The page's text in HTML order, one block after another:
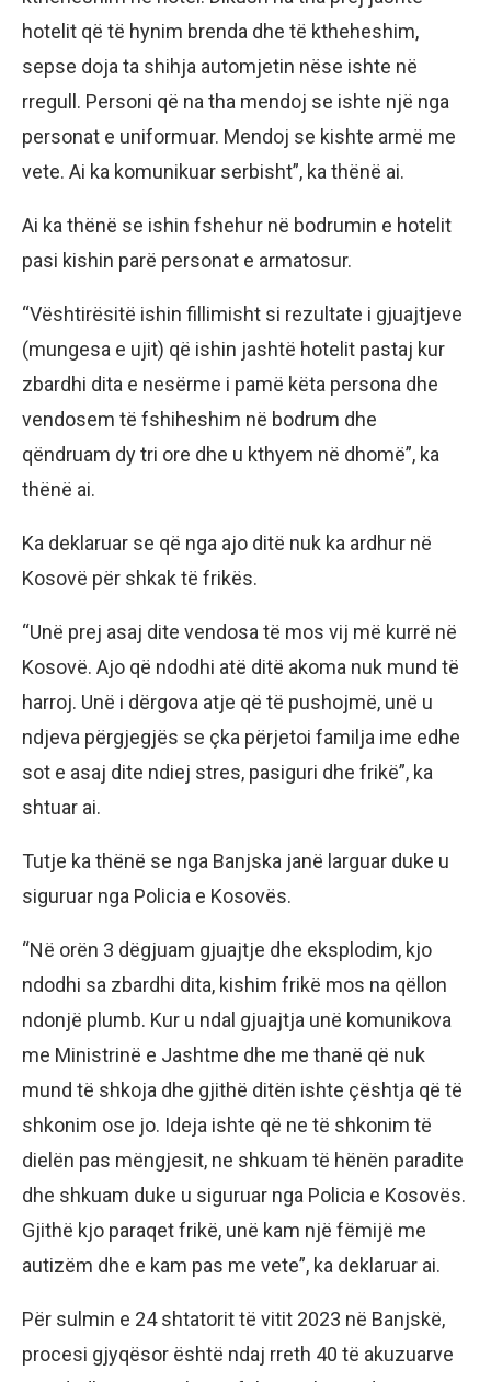
hotelit që të hynim brenda dhe të ktheheshim,
sepse doja ta shihja automjetin nëse ishte në
rregull. Personi që na tha mendoj se ishte një nga
personat e uniformuar. Mendoj se kishte armë me
vete. Ai ka komunikuar serbisht”, ka thënë ai.
Ai ka thënë se ishin fshehur në bodrumin e hotelit
pasi kishin parë personat e armatosur.
“Vështirësitë ishin fillimisht si rezultate i gjuajtjeve
(mungesa e ujit) që ishin jashtë hotelit pastaj kur
zbardhi dita e nesërme i pamë këta persona dhe
vendosem të fshiheshim në bodrum dhe
qëndruam dy tri ore dhe u kthyem në dhomë”, ka
thënë ai.
Ka deklaruar se që nga ajo ditë nuk ka ardhur në
Kosovë për shkak të frikës.
“Unë prej asaj dite vendosa të mos vij më kurrë në
Kosovë. Ajo që ndodhi atë ditë akoma nuk mund të
harroj. Unë i dërgova atje që të pushojmë, unë u
ndjeva përgjegjës se çka përjetoi familja ime edhe
sot e asaj dite ndiej stres, pasiguri dhe frikë”, ka
shtuar ai.
Tutje ka thënë se nga Banjska janë larguar duke u
siguruar nga Policia e Kosovës.
“Në orën 3 dëgjuam gjuajtje dhe eksplodim, kjo
ndodhi sa zbardhi dita, kishim frikë mos na qëllon
ndonjë plumb. Kur u ndal gjuajtja unë komunikova
me Ministrinë e Jashtme dhe me thanë që nuk
mund të shkoja dhe gjithë ditën ishte çështja që të
shkonim ose jo. Ideja ishte që ne të shkonim të
dielën pas mëngjesit, ne shkuam të hënën paradite
dhe shkuam duke u siguruar nga Policia e Kosovës.
Gjithë kjo paraqet frikë, unë kam një fëmijë me
autizëm dhe e kam pas me vete”, ka deklaruar ai.
Për sulmin e 24 shtatorit të vitit 2023 në Banjskë,
procesi gjyqësor është ndaj rreth 40 të akuzuarve